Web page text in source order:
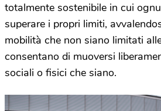
totalmente sostenibile in cui
superare i propri limiti,
mobilità che non siano limitati
consentano di muoversi
sociali o fisici che siano.